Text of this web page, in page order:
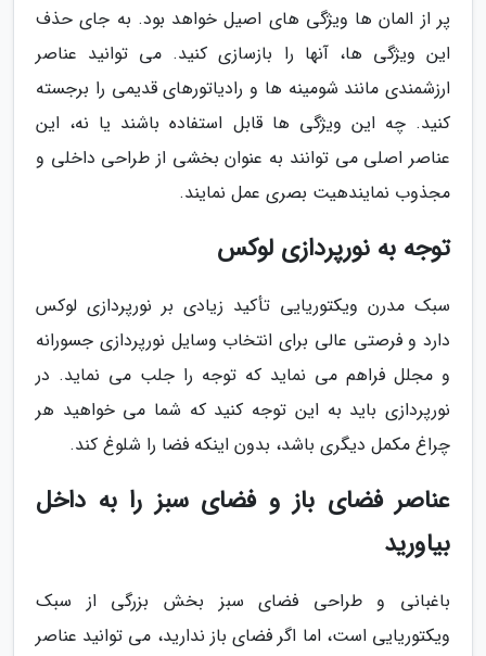
پر از المان ها ویژگی های اصیل خواهد بود. به جای حذف
این ویژگی ها، آنها را بازسازی کنید. می توانید عناصر
ارزشمندی مانند شومینه ها و رادیاتورهای قدیمی را برجسته
کنید. چه این ویژگی ها قابل استفاده باشند یا نه، این
عناصر اصلی می توانند به عنوان بخشی از طراحی داخلی و
مجذوب نمایندهیت بصری عمل نمایند.
توجه به نورپردازی لوکس
سبک مدرن ویکتوریایی تأکید زیادی بر نورپردازی لوکس
دارد و فرصتی عالی برای انتخاب وسایل نورپردازی جسورانه
و مجلل فراهم می نماید که توجه را جلب می نماید. در
نورپردازی باید به این توجه کنید که شما می خواهید هر
چراغ مکمل دیگری باشد، بدون اینکه فضا را شلوغ کند.
عناصر فضای باز و فضای سبز را به داخل
بیاورید
باغبانی و طراحی فضای سبز بخش بزرگی از سبک
ویکتوریایی است، اما اگر فضای باز ندارید، می توانید عناصر